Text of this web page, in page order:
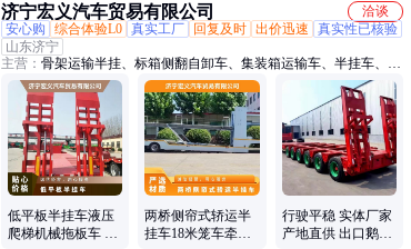
济宁宏义汽车贸易有限公司
洽谈
安心购
综合体验L0 真实工厂 回复及时 出价迅速
真实性已核验
山东济宁
主营： 骨架运输半挂、标箱侧翻自卸车、集装箱运输车、半挂车、低
平板半挂车、展翼半挂车、平板运输半挂车、出口轿运车、侧帘运输
车、高栏运输车
低平板半挂车液压
爬梯机械拖板车 标
两桥侧帘式轿运半
挂车18米笼车牵引
行驶平稳 实体厂家
产地直供 出口鹅头